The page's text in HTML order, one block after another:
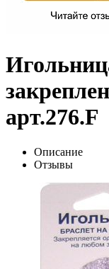
арт.276.F
Описание
Отзывы